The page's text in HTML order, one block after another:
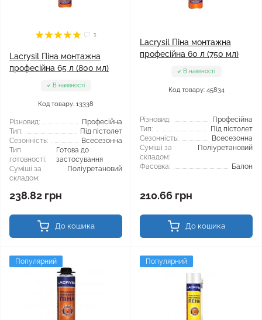
1
Lacrysil Піна монтажна
професійна 65 л (800 мл)
В наявності
Код товару: 13338
Різновид:
Професійна
Тип:
Під пістолет
Сезонність:
Всесезонна
Тип
готовності:
Готова до
застосування
Суміші за
складом:
Поліуретановий
238.82 грн
До кошика
Lacrysil Піна монтажна
професійна 60 л (750 мл)
В наявності
Код товару: 45834
Різновид:
Професійна
Тип:
Під пістолет
Сезонність:
Всесезонна
Суміші за
складом:
Поліуретановий
Фасовка: Балон
210.66 грн
До кошика
Популярний Популярний